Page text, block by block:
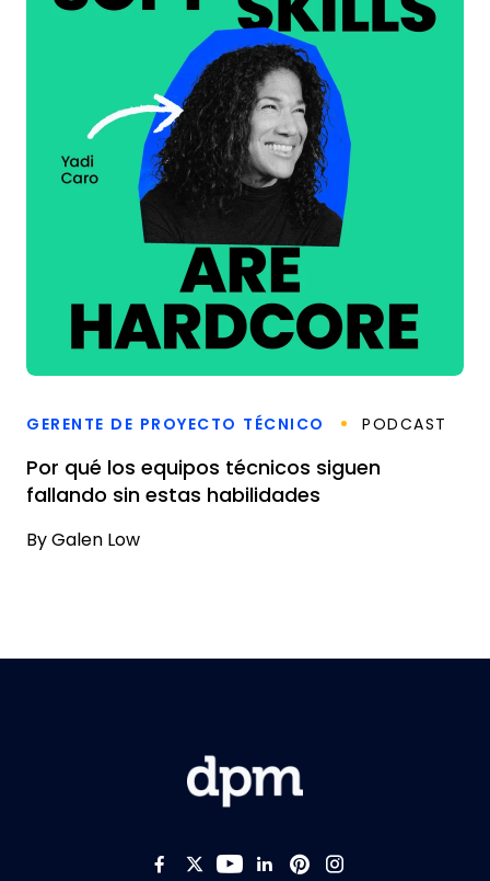
GERENTE DE PROYECTO TÉCNICO PODCAST
Por qué los equipos técnicos siguen
fallando sin estas habilidades
By Galen Low
Like us on Facebook
Follow us on Twitter
Follow us on
Add us on
Follow us on
Follow us